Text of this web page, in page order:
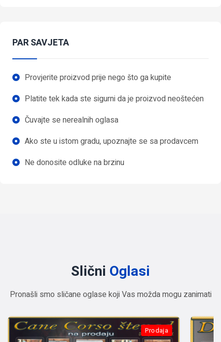
PAR SAVJETA
Provjerite proizvod prije nego što ga kupite
Platite tek kada ste sigurni da je proizvod neoštećen
Čuvajte se nerealnih oglasa
Ako ste u istom gradu, upoznajte se sa prodavcem
Ne donosite odluke na brzinu
Slični Oglasi
Pronašli smo sličane oglase koji Vas možda mogu zanimati
Prodaja